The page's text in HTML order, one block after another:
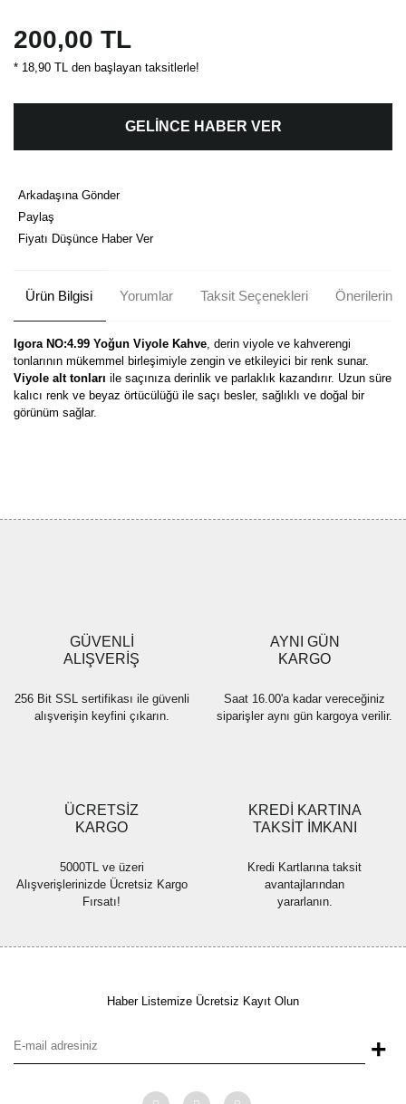
200,00 TL
* 18,90 TL den başlayan taksitlerle!
GELİNCE HABER VER
Arkadaşına Gönder
Paylaş
Fiyatı Düşünce Haber Ver
Ürün Bilgisi Yorumlar Taksit Seçenekleri Önerileriniz
Igora NO:4.99 Yoğun Viyole Kahve, derin viyole ve kahverengi
tonlarının mükemmel birleşimiyle zengin ve etkileyici bir renk sunar.
Viyole alt tonları ile saçınıza derinlik ve parlaklık kazandırır. Uzun süre
kalıcı renk ve beyaz örtücülüğü ile saçı besler, sağlıklı ve doğal bir
görünüm sağlar.
Ürün fiyatı diğer sitelerden daha pahalı.
Bu ürüne benzer farklı alternatifler olmalı.
GÜVENLİ
ALIŞVERİŞ
256 Bit SSL sertifikası ile güvenli
alışverişin keyfini çıkarın.
AYNI GÜN
KARGO
Saat 16.00'a kadar vereceğiniz
siparişler aynı gün kargoya verilir.
ÜCRETSİZ
KARGO
5000TL ve üzeri
Alışverişlerinizde Ücretsiz Kargo
Fırsatı!
KREDİ KARTINA
TAKSİT İMKANI
Kredi Kartlarına taksit
avantajlarından
yararlanın.
Haber Listemize Ücretsiz Kayıt Olun
+